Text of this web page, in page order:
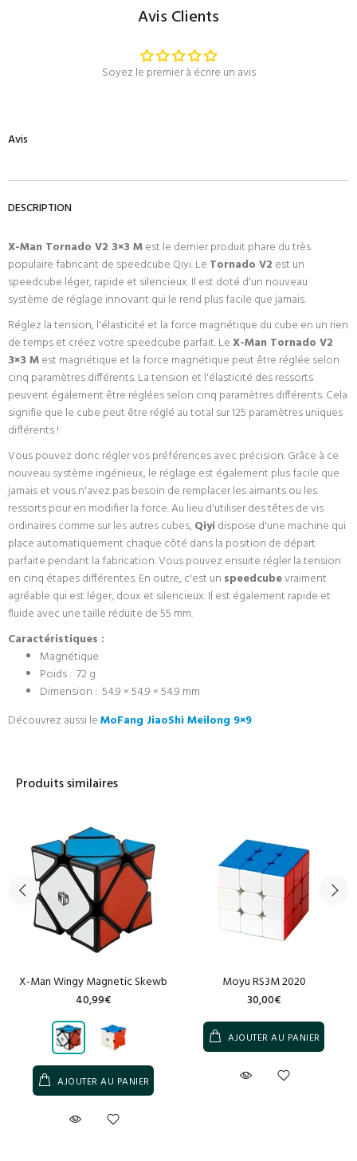
Avis Clients
Soyez le premier à écrire un avis
Avis
DESCRIPTION
X-Man Tornado V2 3×3 Mest le dernier produit phare du très
populaire fabricant de speedcube Qiyi. Le Tornado V2 est un
speedcube léger, rapide et silencieux. Il est doté d'un nouveau
système de réglage innovant qui le rend plus facile que jamais.
Réglez la tension, l'élasticité et la force magnétique du cube en un rien
de temps et créez votre speedcube parfait. LeX-Man Tornado V2
3×3 Mest magnétique et la force magnétique peut être réglée selon
cinq paramètres différents. La tension et l'élasticité des ressorts
peuvent également être réglées selon cinq paramètres différents. Cela
signifie que le cube peut être réglé au total sur 125 paramètres uniques
différents !
Vous pouvez donc régler vos préférences avec précision. Grâce à ce
nouveau système ingénieux, le réglage est également plus facile que
jamais et vous n'avez pas besoin de remplacer les aimants ou les
ressorts pour en modifier la force. Au lieu d'utiliser des têtes de vis
ordinaires comme sur les autres cubes, Qiyi dispose d'une machine qui
place automatiquement chaque côté dans la position de départ
parfaite pendant la fabrication. Vous pouvez ensuite régler la tension
en cinq étapes différentes. En outre, c'est un speedcubevraiment
agréable qui est léger, doux et silencieux. Il est également rapide et
fluide avec une taille réduite de 55 mm.
Caractéristiques :
Magnétique
Poids : 72 g
Dimension : 54.9 × 54.9 × 54.9 mm
Découvrez aussi leMoFang JiaoShi Meilong 9×9
Produits similaires
X-Man Wingy Magnetic Skewb
40,99€
AJOUTER AU PANIER
Moyu RS3M 2020
30,00€
AJOUTER AU PANIER